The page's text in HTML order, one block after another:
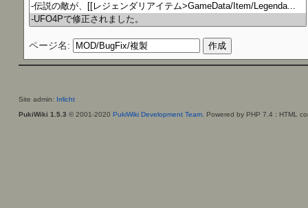
ページ名:
Site admin: Irrlicht
PukiWiki 1.5.3 © 2001-2020 PukiWiki Development Team. Powered by PHP 7.4 : HTML